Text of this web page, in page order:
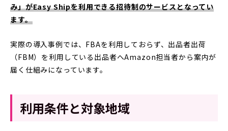
み」がEasy Shipを利用できる招待制のサービスとなってい
ます。
実際の導入事例では、FBAを利用しておらず、出品者出荷
（FBM）を利用している出品者へAmazon担当者から案内が
届く仕組みになっています。
利用条件と対象地域